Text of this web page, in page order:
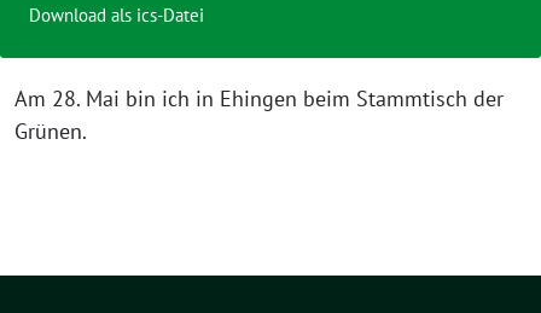
Am 28. Mai bin ich in Ehingen beim Stammtisch der
Grünen.
Download als ics-Datei